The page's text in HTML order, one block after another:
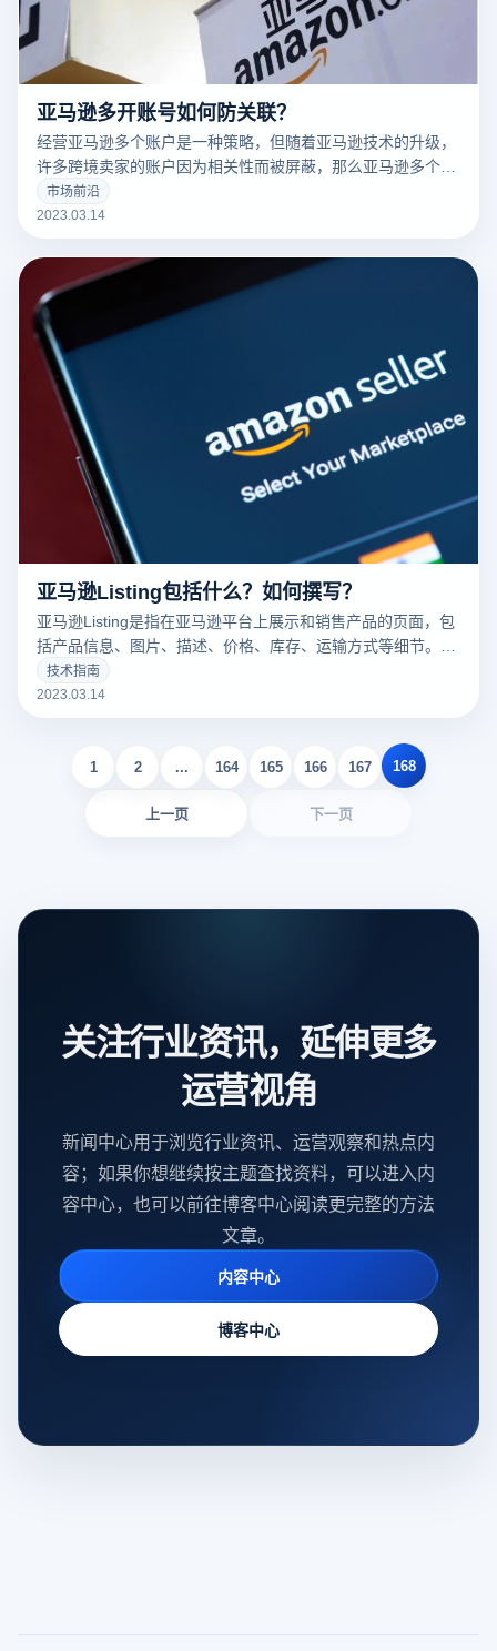
亚马逊多开账号如何防关联？
经营亚马逊多个账户是一种策略，但随着亚马逊技术的升级，
许多跨境卖家的账户因为相关性而被屏蔽，那么亚马逊多个账
户和多个商店的卖家如何防止相关性呢？有什么好的防关联方
法？
市场前沿
2023.03.14
亚马逊Listing包括什么？如何撰写？
亚马逊Listing是指在亚马逊平台上展示和销售产品的页面，包
括产品信息、图片、描述、价格、库存、运输方式等细节。一
个好的亚马逊Listing可以吸引更多的潜在买家，增加销量。以
下云登录指纹浏览器关于亚马逊Listing包括什么？如何撰写？
技术指南
2023.03.14
上一页
1 2 ... 164 165 166 167 168
下一页
关注行业资讯，延伸更多
运营视角
新闻中心用于浏览行业资讯、运营观察和热点内
容；如果你想继续按主题查找资料，可以进入内
容中心，也可以前往博客中心阅读更完整的方法
文章。
内容中心
博客中心